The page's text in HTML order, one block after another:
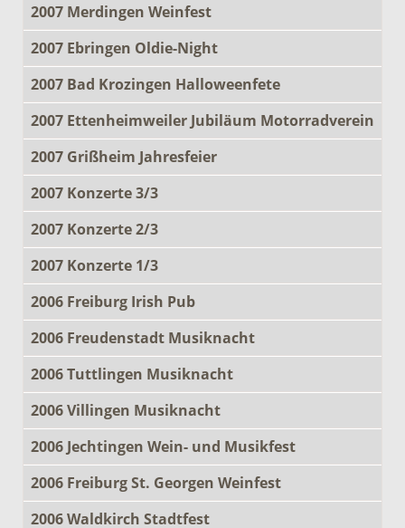
2007 Merdingen Weinfest
2007 Ebringen Oldie-Night
2007 Bad Krozingen Halloweenfete
2007 Ettenheimweiler Jubiläum Motorradverein
2007 Grißheim Jahresfeier
2007 Konzerte 3/3
2007 Konzerte 2/3
2007 Konzerte 1/3
2006 Freiburg Irish Pub
2006 Freudenstadt Musiknacht
2006 Tuttlingen Musiknacht
2006 Villingen Musiknacht
2006 Jechtingen Wein- und Musikfest
2006 Freiburg St. Georgen Weinfest
2006 Waldkirch Stadtfest